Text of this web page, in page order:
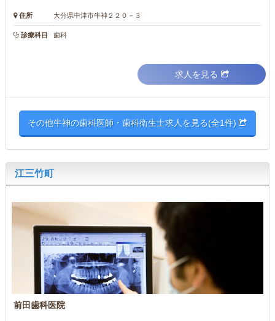
住所 大分県中津市牛神２２０－３
診療科目 歯科
求人を見る
その他牛神の歯科医師・歯科衛生士求人を見る(全1件)
江三竹町
前田歯科医院